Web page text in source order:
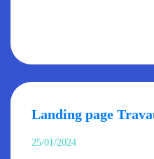
Landing page
25/01/2024